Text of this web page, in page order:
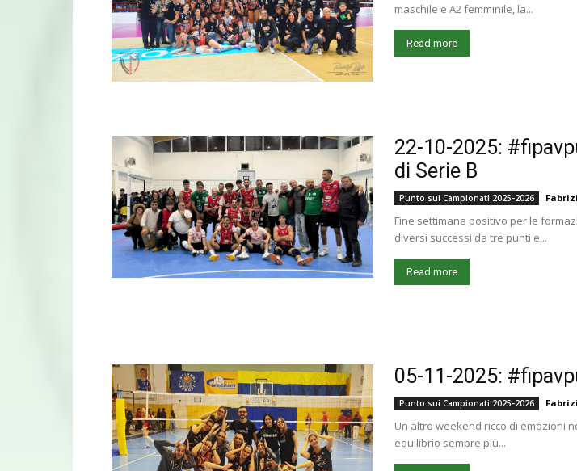
maschile e A2 femminile, la...
Read more
22-10-2025:
di Serie B
Punto sui Campionati 2025-2026
Fine settimana positivo per le
diversi successi da tre punti e...
Read more
05-11-2025:
Punto sui Campionati 2025-2026
Un altro weekend ricco di emozioni
equilibrio sempre più...